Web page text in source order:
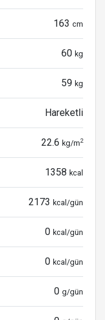
163 cm
60 kg
59 kg
Hareketli
22.6 kg/m2
1358 kcal
2173 kcal/gün
0 kcal/gün
0 kcal/gün
0 g/gün